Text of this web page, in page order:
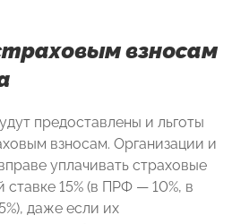
взносам
предоставлены и льготы
взносам. Организации и
уплачивать страховые
15% (в ПРФ — 10%, в
даже если их